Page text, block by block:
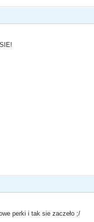
perki i tak sie zaczeło ;/